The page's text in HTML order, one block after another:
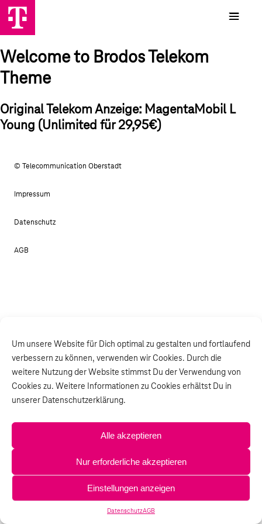
Um unsere Website für Dich optimal zu gestalten und fortlaufend
verbessern zu können, verwenden wir Cookies. Durch die
weitere Nutzung der Website stimmst Du der Verwendung von
Cookies zu. Weitere Informationen zu Cookies erhältst Du in
unserer Datenschutzerklärung.
Alle akzeptieren
Nur erforderliche akzeptieren
Einstellungen anzeigen
DatenschutzAGB
Welcome to Brodos Telekom
Theme
Original Telekom Anzeige: MagentaMobil L
Young (Unlimited für 29,95€)
© Telecommunication Oberstadt
Impressum
Datenschutz
AGB